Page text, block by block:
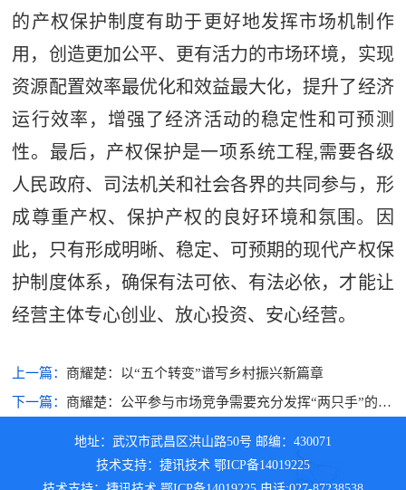
的产权保护制度有助于更好地发挥市场机制作
用，创造更加公平、更有活力的市场环境，实现
资源配置效率最优化和效益最大化，提升了经济
运行效率，增强了经济活动的稳定性和可预测
性。最后，产权保护是一项系统工程,需要各级
人民政府、司法机关和社会各界的共同参与，形
成尊重产权、保护产权的良好环境和氛围。因
此，只有形成明晰、稳定、可预期的现代产权保
护制度体系，确保有法可依、有法必依，才能让
经营主体专心创业、放心投资、安心经营。
上一篇： 商耀楚：以“五个转变”谱写乡村振兴新篇章
下一篇： 商耀楚：公平参与市场竞争需要充分发挥“两只手”的作
地址：武汉市武昌区洪山路50号 邮编：430071
技术支持：捷讯技术 鄂ICP备14019225